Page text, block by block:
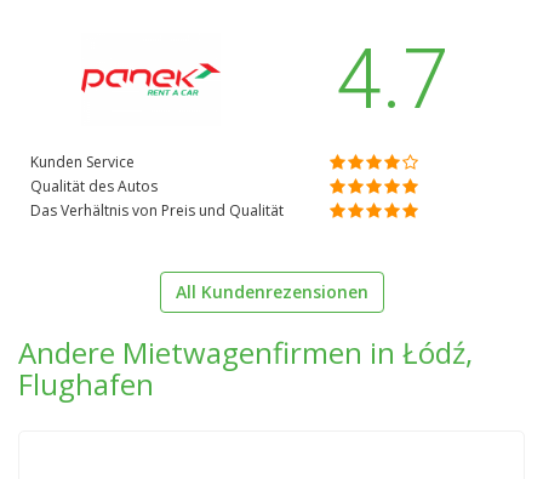
4.7
Kunden Service
Qualität des Autos
Das Verhältnis von Preis und Qualität
All Kundenrezensionen
Andere Mietwagenfirmen in Łódź,
Flughafen